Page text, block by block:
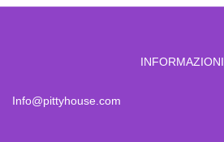
INFORMAZIONI
Info@pittyhouse.com